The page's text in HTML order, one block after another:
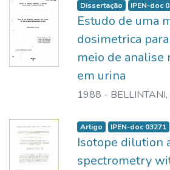
Dissertação IPEN-doc
Estudo de uma
dosimetrica
meio de analise
em urina
1988 -
Artigo IPEN-doc 03271
Isotope dilution
spectrometry